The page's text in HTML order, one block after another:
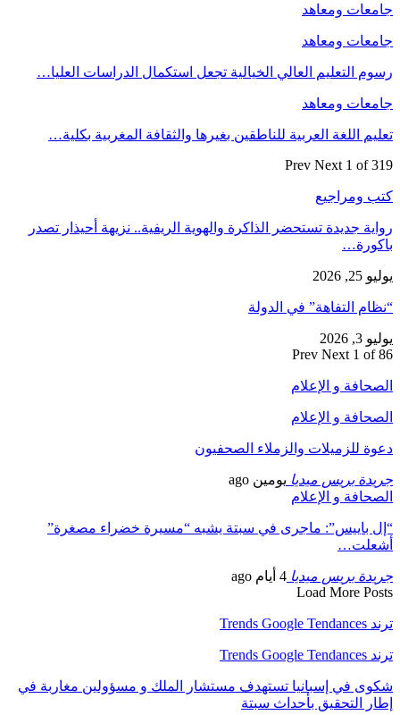
جامعات ومعاهد
جامعات ومعاهد
رسوم التعليم العالي الخيالية تجعل استكمال الدراسات العليا…
جامعات ومعاهد
تعليم اللغة العربية للناطقين بغيرها والثقافة المغربية بكلية…
Prev Next 1 of 319
كتب ومراجيع
رواية جديدة تستحضر الذاكرة والهوية الريفية.. نزيهة أحيذار تصدر
باكورة…
يوليو 25, 2026
“نظام التفاهة” في الدولة
يوليو 3, 2026
Prev Next 1 of 86
الصحافة و الإعلام
الصحافة و الإعلام
دعوة للزميلات والزملاء الصحفيون
جريدة بريس ميديا يومين ago
الصحافة و الإعلام
“إل باييس”: ماجرى في سبتة يشبه “مسيرة خضراء مصغرة”
أشعلت…
جريدة بريس ميديا 4 أيام ago
Load More Posts
ترند Trends Google Tendances
ترند Trends Google Tendances
شكوى في إسبانيا تستهدف مستشار الملك و مسؤولين مغاربة في
إطار التحقيق بأحداث سبتة